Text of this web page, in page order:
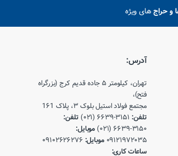
و حراجهای ویژه
آدرس:
تهران، کیلومتر ۵ جاده قدیم کرج (بزرگراه
فتح)،
مجتمع فولاد استیل بلوک ۳، پلاک 1۶1
تلفن: ۳۱۵۱-۶۶۳۹ (۰۲۱)
تلفن:
۳۱۵۰-۶۶۳۹ (۰۲۱)
موبایل:
۰۹۱۲۱۹۷۲۰۳۵ موبایل: ۰۹۱۰۲۶۲۶۲۷۶
ساعات کاری: